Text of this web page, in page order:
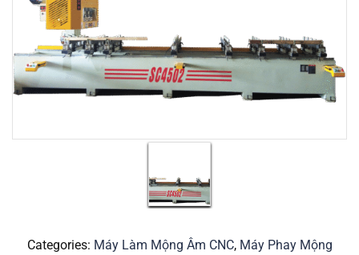
Categories: Máy Làm Mộng Âm CNC, Máy Phay Mộng